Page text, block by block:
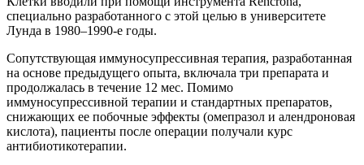
специально разработанного с этой целью в университете
Лунда в 1980–1990-е годы.
Сопутствующая иммуносупрессивная терапия, разработанная
на основе предыдущего опыта, включала три препарата и
продолжалась в течение 12 мес. Помимо
иммуносупрессивной терапии и стандартных препаратов,
снижающих ее побочные эффекты (омепразол и алендроновая
кислота), пациенты после операции получали курс
антибиотикотерапии.